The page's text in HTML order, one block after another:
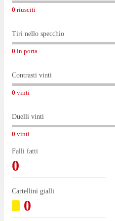
0 riusciti
Tiri nello specchio
0 in porta
Contrasti vinti
0 vinti
Duelli vinti
0 vinti
Falli fatti
0
Cartellini gialli
0